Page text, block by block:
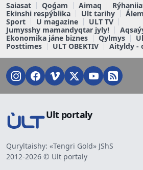
Saiasat Qoǵam Aimaq
Ekinshi respýblika
Ult tarihy
Sport
U magazine
ULT TV
Jumysshy mamandyqtar jyly!
Ekonomika jáne biznes
Qylmys
Posttimes
ULT OBEKTIV Aityldy -
Ult portaly
Quryltaishy: «Tengri Gold» JShS
2012-2026 © Ult portaly